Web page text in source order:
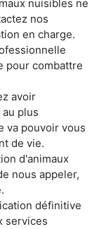
nuisibles ne
nos
en charge.
pour combattre
avoir
plus
va pouvoir vous
de vie.
d'animaux
nous appeler,
définitive
services